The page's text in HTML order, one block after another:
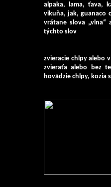
alpaka, lama, ťava,
vikuňa, jak, guanaco
vrátane slova „vlna“
týchto slov
zvieracie chlpy alebo
zvieraťa alebo bez
hovädzie chlpy, kozia